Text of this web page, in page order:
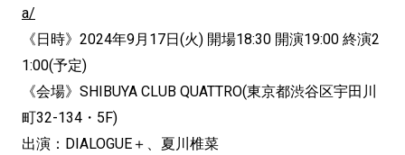
a/
《日時》2024年9月17日(火) 開場18:30 開演19:00 終演2
1:00(予定)
《会場》SHIBUYA CLUB QUATTRO(東京都渋谷区宇田川
町32-134・5F)
出演：DIALOGUE＋、夏川椎菜